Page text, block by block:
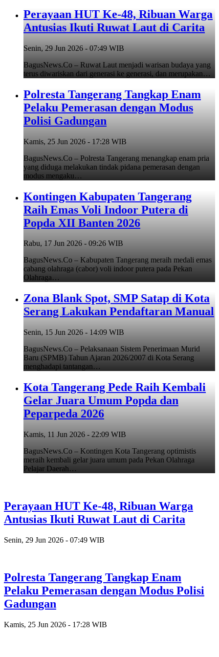
Perayaan HUT Ke-48, Ribuan Warga
Antusias Ikuti Ruwat Laut di Carita
Senin, 29 Jun 2026 - 07:49 WIB
BagusNews.Co – Ruwat Laut menjadi warisan budaya yang
terus diwariskan dari generasi ke generasi, dan merupakan…
Polresta Tangerang Tangkap Enam
Pelaku Pemerasan dengan Modus
Polisi Gadungan
Kamis, 25 Jun 2026 - 17:28 WIB
BagusNews.Co – Polresta Tangerang menangkap enam pria
yang diduga melakukan tindak pidana pemerasan dengan
modus mengaku…
Kontingen Kabupaten Tangerang
Raih Emas Voli Indoor Putera di
Popda XII Banten 2026
Rabu, 17 Jun 2026 - 09:26 WIB
BagusNews.Co – Kabupaten Tangerang meraih medali emas
cabang olahraga (cabor) voli indoor putera pada Pekan
Olahraga…
Zona Blank Spot, SMP Satap di Kota
Serang Lakukan Pendaftaran Manual
Senin, 15 Jun 2026 - 14:09 WIB
BagusNews.Co – Pelaksanaan Sistem Penerimaan Murid
Baru (SPMB) Tahun Ajaran 2026/2007 di Kota Serang
menghadapi tantangan…
Kota Tangerang Pede Raih Kembali
Gelar Juara Umum Popda dan
Peparpeda 2026
Kamis, 11 Jun 2026 - 22:09 WIB
BagusNews.Co – Kontingen Kota Tangerang optimistis
meraih kembali gelar juara umum pada Pekan Olahraga
Pelajar Daerah…
Perayaan HUT Ke-48, Ribuan Warga
Antusias Ikuti Ruwat Laut di Carita
Senin, 29 Jun 2026 - 07:49 WIB
Polresta Tangerang Tangkap Enam
Pelaku Pemerasan dengan Modus Polisi
Gadungan
Kamis, 25 Jun 2026 - 17:28 WIB